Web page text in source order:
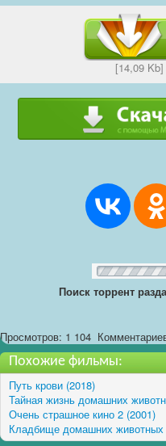
[14,09
Поиск торрент
Просмотров: 1 104
Похожие фильмы:
Путь крови (2018)
Тайная жизнь домашних
Очень страшное кино 2 (2001)
Кладбище домашних животных